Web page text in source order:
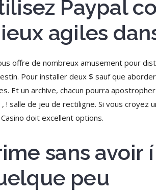
Paypal
agiles
offre de nombreux amusement pour
Pour installer deux $ sauf que
Et un archive, chacun pourra
, ! salle de jeu de rectiligne. Si vous
Casino doit excellent options.
sans avoir
peu